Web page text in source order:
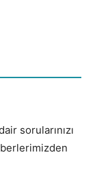
sorularınızı